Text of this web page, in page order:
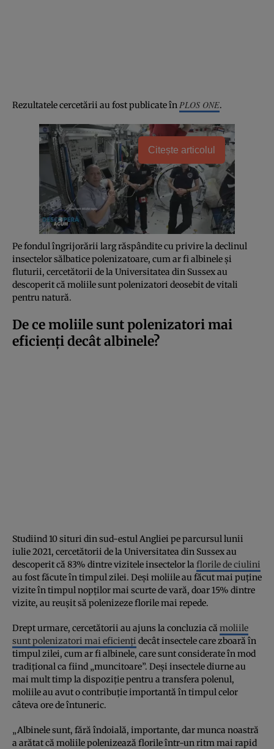
Rezultatele cercetării au fost publicate în PLOS ONE.
Citește articolul
Pe fondul îngrijorării larg răspândite cu privire la declinul
insectelor sălbatice polenizatoare, cum ar fi albinele și
fluturii, cercetătorii de la Universitatea din Sussex au
descoperit că moliile sunt polenizatori deosebit de vitali
pentru natură.
De ce moliile sunt polenizatori mai
eficienți decât albinele?
Studiind 10 situri din sud-estul Angliei pe parcursul lunii
iulie 2021, cercetătorii de la Universitatea din Sussex au
descoperit că 83% dintre vizitele insectelor la florile de ciulini
au fost făcute în timpul zilei. Deși moliile au făcut mai puține
vizite în timpul nopților mai scurte de vară, doar 15% dintre
vizite, au reușit să polenizeze florile mai repede.
Drept urmare, cercetătorii au ajuns la concluzia că moliile
sunt polenizatori mai eficienți decât insectele care zboară în
timpul zilei, cum ar fi albinele, care sunt considerate în mod
tradițional ca fiind „muncitoare”. Deși insectele diurne au
mai mult timp la dispoziție pentru a transfera polenul,
moliile au avut o contribuție importantă în timpul celor
câteva ore de întuneric.
„Albinele sunt, fără îndoială, importante, dar munca noastră
a arătat că moliile polenizează florile într-un ritm mai rapid